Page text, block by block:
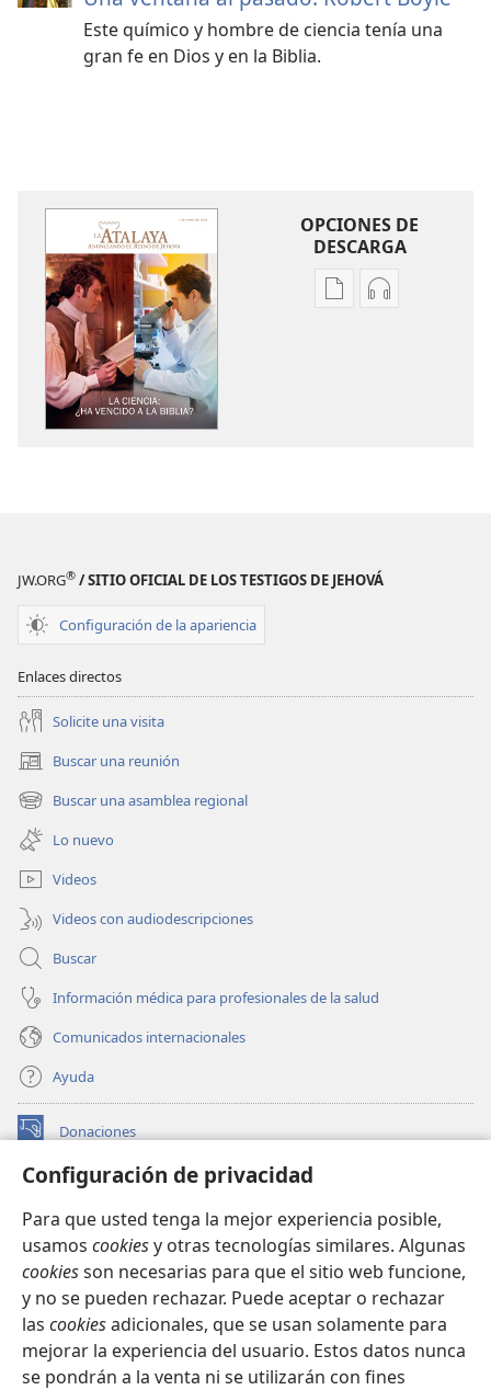
Configuración de privacidad
Para que usted tenga la mejor experiencia posible,
usamos cookiesy otras tecnologías similares. Algunas
cookiesson necesarias para que el sitio web funcione,
y no se pueden rechazar. Puede aceptar o rechazar
las cookiesadicionales, que se usan solamente para
mejorar la experiencia del usuario. Estos datos nunca
se pondrán a la venta ni se utilizarán con fines
Este químico y hombre de ciencia tenía una
gran fe en Dios y en la Biblia.
OPCIONES DE
DESCARGA
Opciones
vencido
a
Opciones
vencido
a
JW.ORG® / SITIO OFICIAL DE LOS TESTIGOS DE JEHOVÁ
Configuración de la apariencia
Enlaces directos
Solicite una visita
Buscar una reunión
(abre
una
nueva
ventana)
Buscar una asamblea regional
(abre
una
nueva
ventana)
Lo nuevo
Videos
Videos con audiodescripciones
Buscar
Información médica para profesionales de la salud
Comunicados internacionales
Ayuda
Donaciones
(abre
nueva BIBLIOTECA EN LÍNEA Watchtower™
una
nueva
ventana)
JW Hub
(abre
una
nueva
ventana)
JW Library
Watchtower Library